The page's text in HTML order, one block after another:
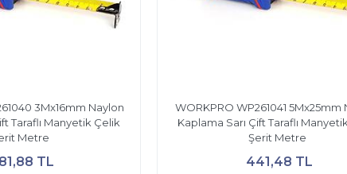
3Mx16mm Naylon
Taraflı Manyetik Çelik
Metre
TL
WORKPRO WP261041 5Mx25mm
Kaplama Sarı Çift Taraflı
Şerit Metre
441,48 TL